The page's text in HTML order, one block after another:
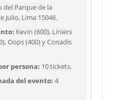
del Parque de la
Julio, Lima 15046.
Kevin (600), Liniers
Oops (400) y Conadis
persona: 10 tickets.
del evento: 4